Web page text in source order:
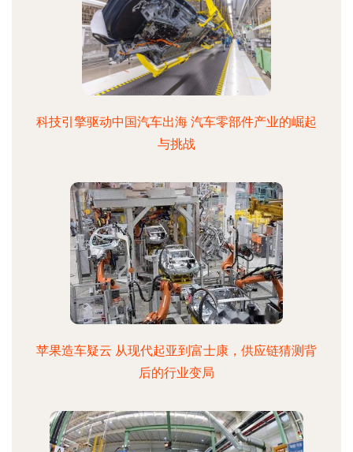
科技引擎驱动中国汽车出海 汽车零部件产业的崛起
与挑战
苹果造车疑云 从现代起亚到富士康，供应链猜测背
后的行业变局